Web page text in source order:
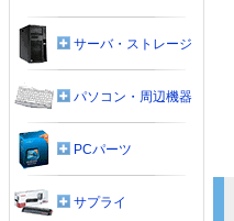
サーバ・ストレージ
パソコン・周辺機器
PCパーツ
サプライ